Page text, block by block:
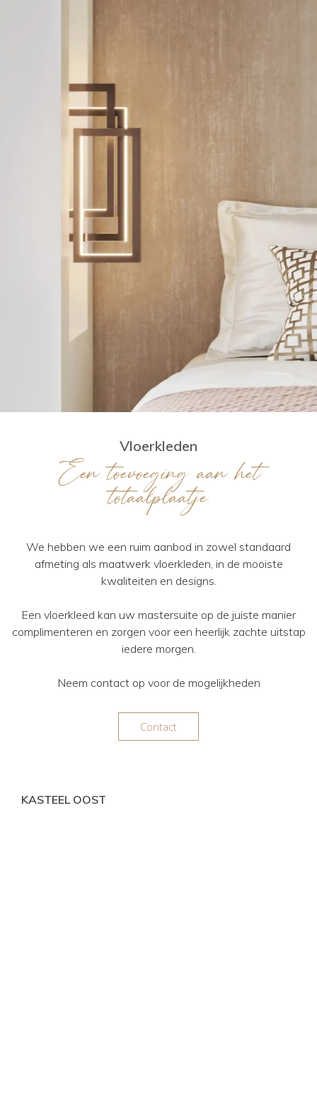
Vloerkleden
Een toevoeging aan het
totaalplaatje
We hebben we een ruim aanbod in zowel standaard
afmeting als maatwerk vloerkleden, in de mooiste
kwaliteiten en designs.
Een vloerkleed kan uw mastersuite op de juiste manier
complimenteren en zorgen voor een heerlijk zachte uitstap
iedere morgen.
Neem contact op voor de mogelijkheden
Contact
KASTEEL OOST